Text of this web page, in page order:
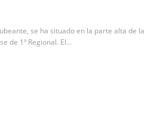
se ha situado en la parte alta de la
de 1ª Regional. El...